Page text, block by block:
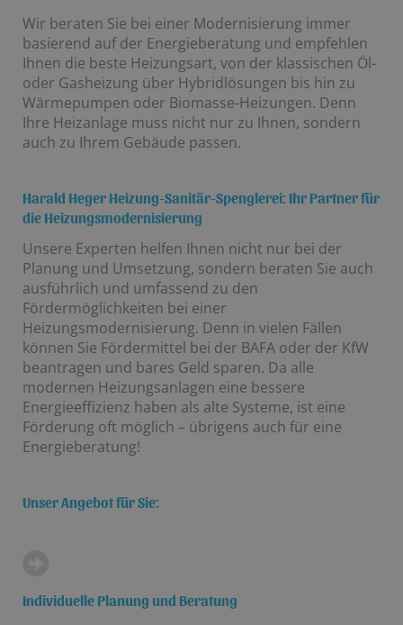
Wir beraten Sie bei einer Modernisierung immer
basierend auf der Energieberatung und empfehlen
Ihnen die beste Heizungsart, von der klassischen Öl-
oder Gasheizung über Hybridlösungen bis hin zu
Wärmepumpen oder Biomasse-Heizungen. Denn
Ihre Heizanlage muss nicht nur zu Ihnen, sondern
auch zu Ihrem Gebäude passen.
Harald Heger Heizung-Sanitär-Spenglerei: Ihr Partner für
die Heizungsmodernisierung
Unsere Experten helfen Ihnen nicht nur bei der
Planung und Umsetzung, sondern beraten Sie auch
ausführlich und umfassend zu den
Fördermöglichkeiten bei einer
Heizungsmodernisierung. Denn in vielen Fällen
können Sie Fördermittel bei der BAFA oder der KfW
beantragen und bares Geld sparen. Da alle
modernen Heizungsanlagen eine bessere
Energieeffizienz haben als alte Systeme, ist eine
Förderung oft möglich – übrigens auch für eine
Energieberatung!
Unser Angebot für Sie:
Individuelle Planung und Beratung